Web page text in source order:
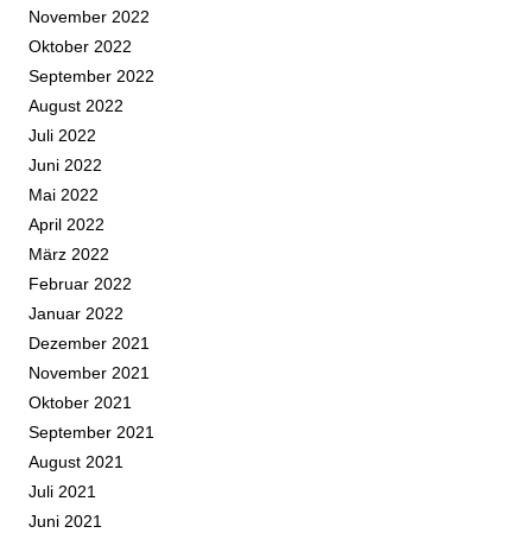
November 2022
Oktober 2022
September 2022
August 2022
Juli 2022
Juni 2022
Mai 2022
April 2022
März 2022
Februar 2022
Januar 2022
Dezember 2021
November 2021
Oktober 2021
September 2021
August 2021
Juli 2021
Juni 2021